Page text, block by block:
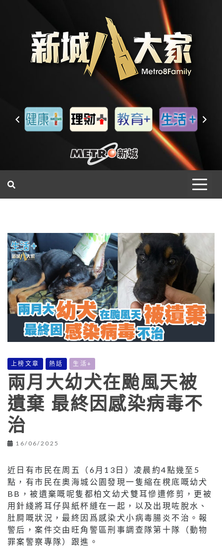
上榜文章 熱話 生活+
兩月大幼犬在颱風天被
遺棄 最終因感染病毒不
治
16/06/2025
近日有市民在周五（6月13日）凌晨約4點幾至5
點，有市民在奧海城公園發現一隻縮在櫈底嘅幼犬
BB，被遺棄嘅呢隻都柏文幼犬雙耳慘遭修剪，更被
用針綫將耳仔與紙杯縫在一起，以及出現咗脫水、
肚屙嘅狀況，最終因爲感染犬小病毒腸炎不治。報
警后，案件交由旺角警區刑事調查隊第十隊（動物
罪案警察專隊）跟進。